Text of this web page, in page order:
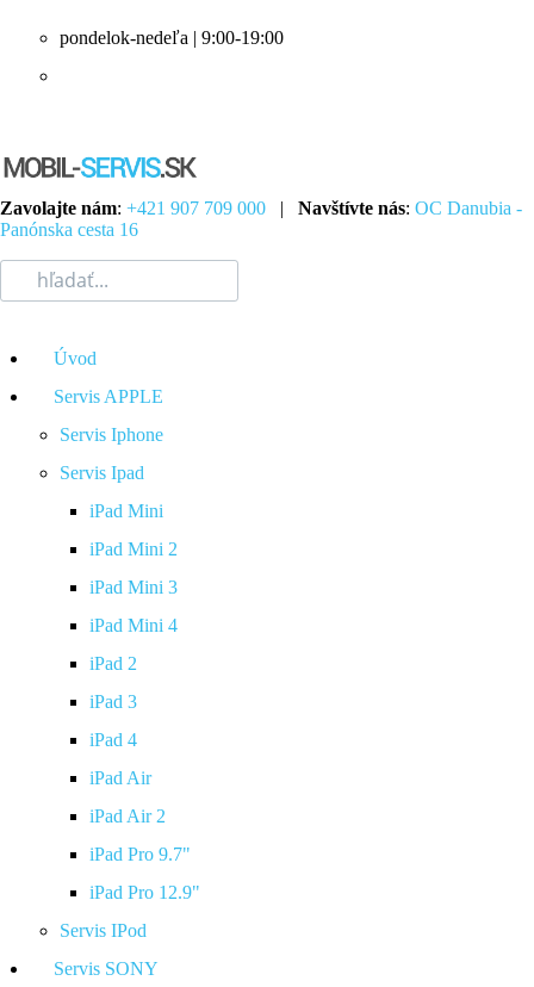
pondelok-nedeľa | 9:00-19:00
Zavolajte nám: +421 907 709 000 | Navštívte nás: OC Danubia -
Panónska cesta 16
Úvod
Servis APPLE
Servis Iphone
Servis Ipad
iPad Mini
iPad Mini 2
iPad Mini 3
iPad Mini 4
iPad 2
iPad 3
iPad 4
iPad Air
iPad Air 2
iPad Pro 9.7"
iPad Pro 12.9"
Servis IPod
Servis SONY